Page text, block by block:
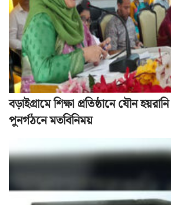
বড়াইগ্রামে শিক্ষা প্রতিষ্ঠানে যৌন
পুনর্গঠনে মতবিনিময়